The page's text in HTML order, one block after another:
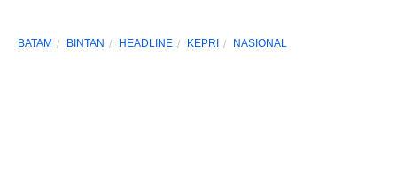
BATAM BINTAN HEADLINE KEPRI NASIONAL